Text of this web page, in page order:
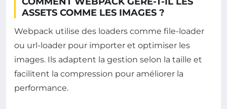
ASSETS COMME LES IMAGES ?
Webpack utilise des loaders comme file-loader
ou url-loader pour importer et optimiser les
images. Ils adaptent la gestion selon la taille et
facilitent la compression pour améliorer la
performance.